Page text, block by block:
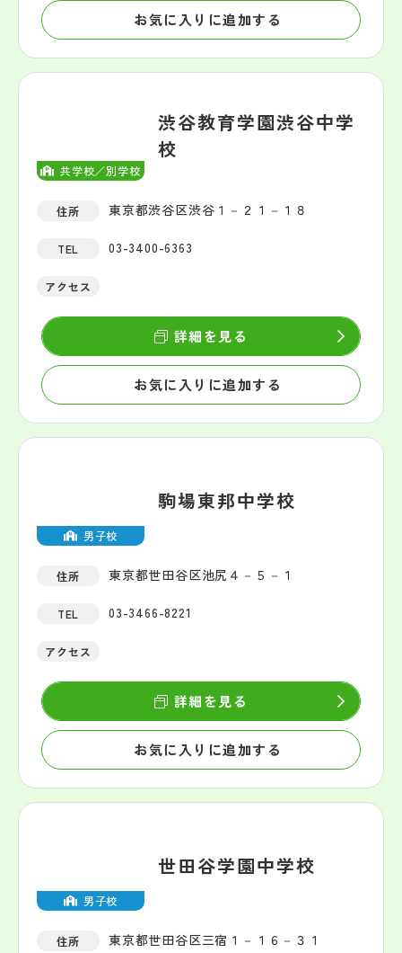
お気に入りに追加する
共学校／別学校
渋谷教育学園渋谷中学
校
住所 東京都渋谷区渋谷１－２１－１８
TEL 03-3400-6363
アクセス
お気に入りに追加する
詳細を見る
男子校
駒場東邦中学校
住所 東京都世田谷区池尻４－５－１
TEL 03-3466-8221
アクセス
お気に入りに追加する
詳細を見る
男子校
世田谷学園中学校
住所 東京都世田谷区三宿１－１６－３１